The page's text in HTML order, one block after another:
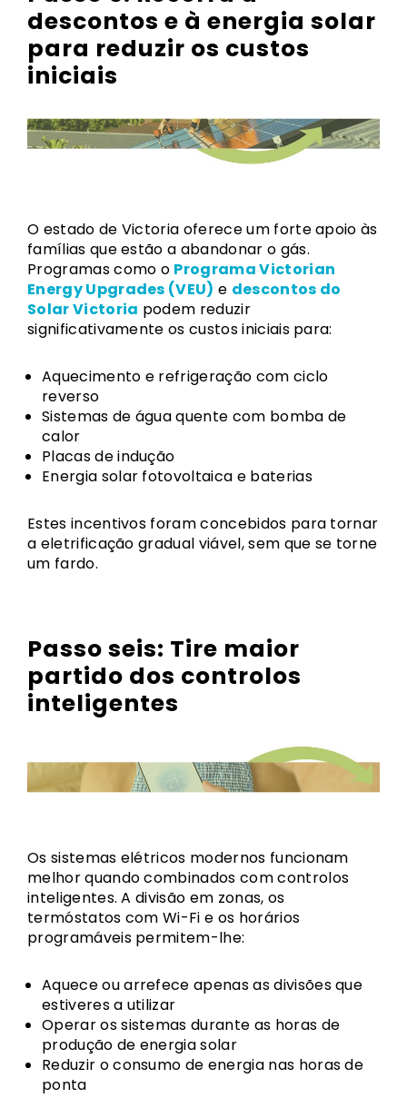
descontos e à energia solar
para reduzir os custos
iniciais
O estado de Victoria oferece um forte apoio às
famílias que estão a abandonar o gás.
Programas como o Programa Victorian
Energy Upgrades (VEU) e descontos do
Solar Victoria podem reduzir
significativamente os custos iniciais para:
Aquecimento e refrigeração com ciclo
reverso
Sistemas de água quente com bomba de
calor
Placas de indução
Energia solar fotovoltaica e baterias
Estes incentivos foram concebidos para tornar
a eletrificação gradual viável, sem que se torne
um fardo.
Passo seis: Tire maior
partido dos controlos
inteligentes
Os sistemas elétricos modernos funcionam
melhor quando combinados com controlos
inteligentes. A divisão em zonas, os
termóstatos com Wi-Fi e os horários
programáveis permitem-lhe:
Aquece ou arrefece apenas as divisões que
estiveres a utilizar
Operar os sistemas durante as horas de
produção de energia solar
Reduzir o consumo de energia nas horas de
ponta